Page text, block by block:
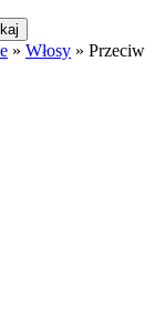
» Włosy » Przeciw